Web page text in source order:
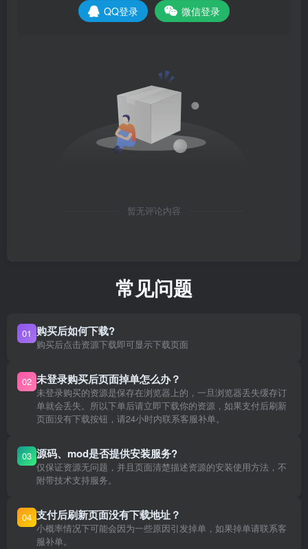
QQ登录 微信登录
暂无评论内容
常见问题
01 购买后如何下载?
购买后点击资源下载即可显示下载页面
02 未登录购买后页面掉单怎么办？
未登录购买的资源是保存在浏览器上的，一旦浏览器丢失缓存订
单就会丢失。所以下单后请立即下载你的资源，如果支付后刷新
页面没有下载按钮，请24小时内联系客服补单。
03 源码、mod是否提供安装服务?
仅保证资源无问题，并且页面清楚描述资源的安装使用方法，不
附带技术支持服务。
04 支付后刷新页面没有下载地址？
小概率情况下可能会因为一些原因引发掉单，如果掉单请联系客
服补单。